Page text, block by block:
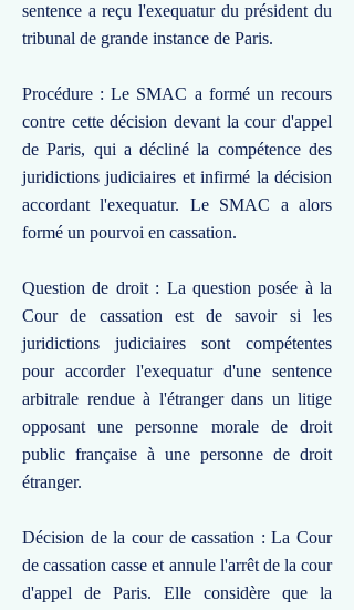
sentence a reçu l'exequatur du président du
tribunal de grande instance de Paris.
Procédure : Le SMAC a formé un recours
contre cette décision devant la cour d'appel
de Paris, qui a décliné la compétence des
juridictions judiciaires et infirmé la décision
accordant l'exequatur. Le SMAC a alors
formé un pourvoi en cassation.
Question de droit : La question posée à la
Cour de cassation est de savoir si les
juridictions judiciaires sont compétentes
pour accorder l'exequatur d'une sentence
arbitrale rendue à l'étranger dans un litige
opposant une personne morale de droit
public française à une personne de droit
étranger.
Décision de la cour de cassation : La Cour
de cassation casse et annule l'arrêt de la cour
d'appel de Paris. Elle considère que la